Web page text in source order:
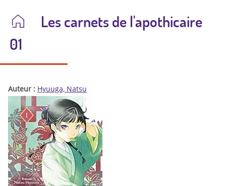
Les carnets de l'apothicaire
01
Auteur : Hyuuga, Natsu